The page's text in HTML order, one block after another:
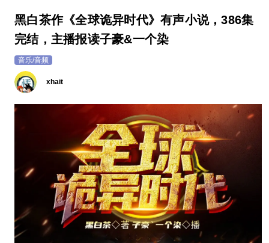
黑白茶作《全球诡异时代》有声小说，386集
完结，主播报读子豪&一个染
音乐/音频
xhait